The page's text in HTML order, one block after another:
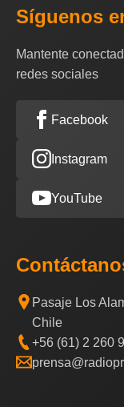
Síguenos
Mantente
redes sociales
Facebook
Instagram
YouTube
Pasaje Los
Chile
+56 (61) 2 260